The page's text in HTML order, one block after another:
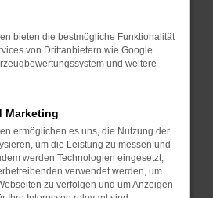
neu.
helfen, vorübergehende
auf dem neuesten Stand
birgt nicht nur ein
sondern kann auch dazu
Funktionen nicht mehr
bieten die bestmögliche Funktionalität
von Drittanbietern wie Google
und weitere
Marketing
ermöglichen es uns, die Nutzung der
um die Leistung zu messen und
werden Technologien eingesetzt,
verwendet werden, um
zu verfolgen und um Anzeigen